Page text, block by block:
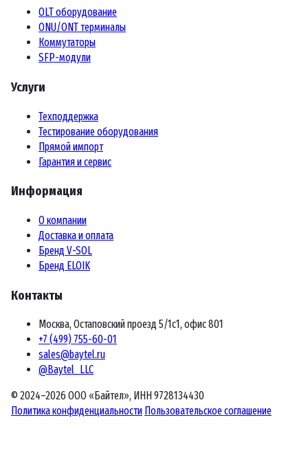
OLT оборудование
ONU/ONT терминалы
Коммутаторы
SFP-модули
Услуги
Техподдержка
Тестирование оборудования
Прямой импорт
Гарантия и сервис
Информация
О компании
Доставка и оплата
Бренд V-SOL
Бренд ELOIK
Контакты
Москва, Остаповский проезд 5/1с1, офис 801
+7 (499) 755-60-01
sales@baytel.ru
@Baytel_LLC
© 2024–2026 ООО «Байтел», ИНН 9728134430
Политика конфиденциальности Пользовательское соглашение